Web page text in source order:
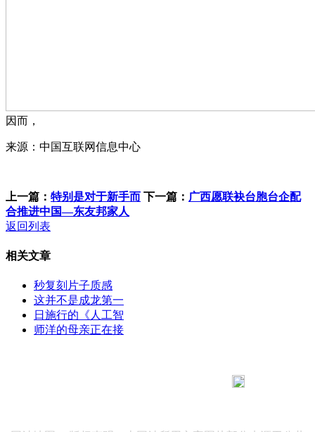
因而，
来源：中国互联网信息中心
上一篇： 特别是对于新手而 下一篇： 广西愿联袂台胞台企配
合推进中国—东友邦家人
返回列表
相关文章
秒复刻片子质感
这并不是成龙第一
日施行的《人工智
师洋的母亲正在接